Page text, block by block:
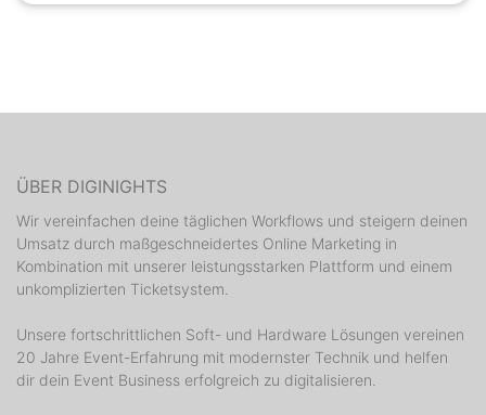
ÜBER DIGINIGHTS
Wir vereinfachen deine täglichen Workflows und steigern deinen
Umsatz durch maßgeschneidertes Online Marketing in
Kombination mit unserer leistungsstarken Plattform und einem
unkomplizierten Ticketsystem.
Unsere fortschrittlichen Soft- und Hardware Lösungen vereinen
20 Jahre Event-Erfahrung mit modernster Technik und helfen
dir dein Event Business erfolgreich zu digitalisieren.